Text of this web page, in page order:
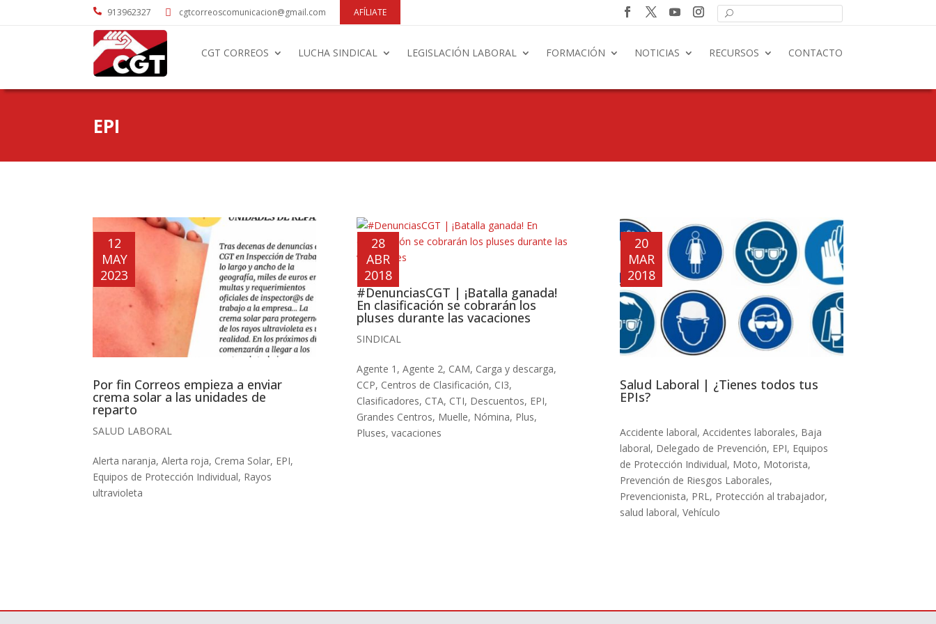
 913962327  cgtcorreoscomunicacion@gmail.com AFÍLIATE
CGT CORREOS LUCHA SINDICAL LEGISLACIÓN LABORAL FORMACIÓN NOTICIAS RECURSOS CONTACTO
EPI
Por fin Correos empieza a enviar
crema solar a las unidades de
reparto
12
MAY
2023
SALUD LABORAL
Alerta naranja,Alerta roja, Crema Solar, EPI,
Equipos de Protección Individual, Rayos
ultravioleta
#DenunciasCGT | ¡Batalla ganada!
En clasificación se cobrarán los
pluses durante las vacaciones
28
ABR
2018
SINDICAL
Agente 1 , Agente 2, CAM, Carga y descarga,
CCP, Centros de Clasificación, CI3,
Clasificadores, CTA, CTI, Descuentos, EPI,
Grandes Centros, Muelle, Nómina, Plus,
Pluses, vacaciones
Salud Laboral | ¿Tienes todos tus
EPIs?
20
MAR
2018
Accidente laboral, Accidentes laborales, Baja
laboral, Delegado de Prevención, EPI, Equipos
de Protección Individual, Moto, Motorista,
Prevención de Riesgos Laborales,
Prevencionista, PRL , Protección al trabajador,
salud laboral, Vehículo